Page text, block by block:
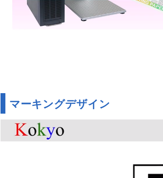
マーキングデザイン